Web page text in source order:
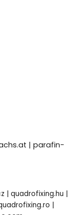
| parafin-
| quadrofixing.hu |
|